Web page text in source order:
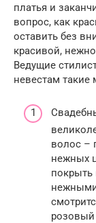
платья и
вопрос, как
оставить без
красивой,
Ведущие
невестам
волос –
нежных
покрыть